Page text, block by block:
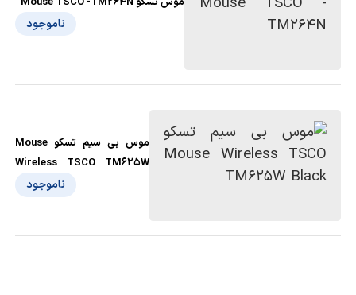
ناموجود
موس بی سیم تسکو Mouse
Wireless TSCO TM625W
ناموجود